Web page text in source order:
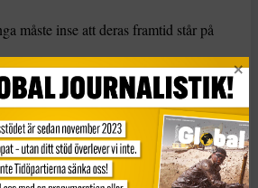
måste inse att deras framtid står på
åt det och bli arga och använda